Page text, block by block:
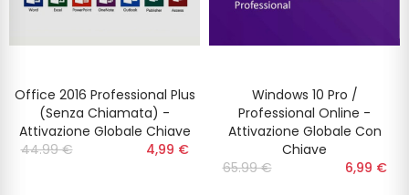
Office 2016 Professional Plus
(Senza Chiamata) -
Attivazione Globale Chiave
44.99 €
4,99 €
Windows 10 Pro /
Professional Online -
Attivazione Globale Con
Chiave
65.99 €
6,99 €